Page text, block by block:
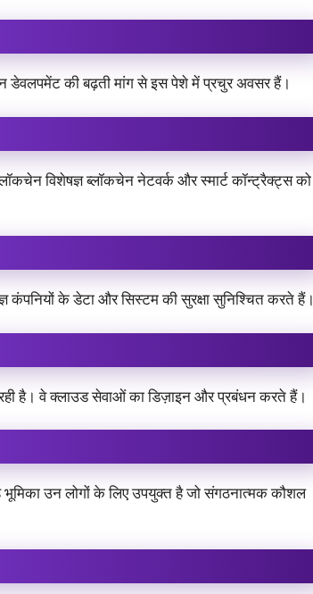
डेवलपमेंट की बढ़ती मांग से इस पेशे में प्रचुर अवसर हैं।
विशेषज्ञ ब्लॉकचेन नेटवर्क और स्मार्ट कॉन्ट्रैक्ट्स को
कंपनियों के डेटा और सिस्टम की सुरक्षा सुनिश्चित करते हैं।
है। वे क्लाउड सेवाओं का डिज़ाइन और प्रबंधन करते हैं।
भूमिका उन लोगों के लिए उपयुक्त है जो संगठनात्मक कौशल